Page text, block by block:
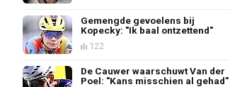
Gemengde gevoelens bij
Kopecky: "Ik baal ontzettend"
122
De Cauwer waarschuwt Van der
Poel: "Kans misschien al gehad"